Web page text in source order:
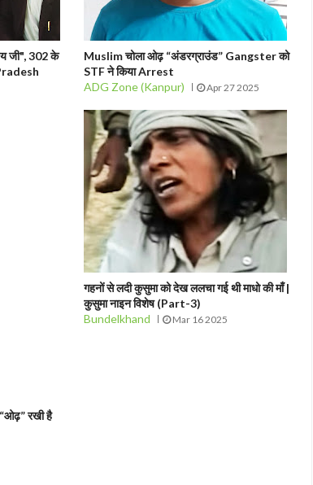
जी", 302 के
Muslim चोला ओढ़ “अंडरग्राउंड” Gangster को
STF ने किया Arrest
ADG Zone (Kanpur)
Apr 27 2025
गहनों से लदी कुसुमा को देख ललचा गई थी माधो की माँ |
कुसुमा नाइन विशेष (Part-3)
Bundelkhand
Mar 16 2025
रखी है